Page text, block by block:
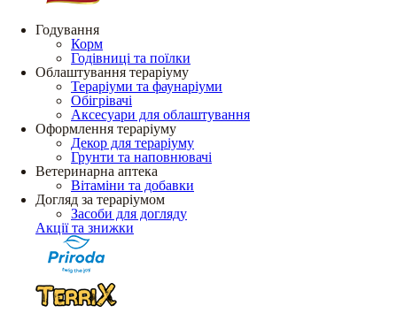
Годування
Корм
Годівниці та поїлки
Облаштування тераріуму
Тераріуми та фаунаріуми
Обігрівачі
Аксесуари для облаштування
Оформлення тераріуму
Декор для тераріуму
Грунти та наповнювачі
Ветеринарна аптека
Вітаміни та добавки
Догляд за тераріумом
Засоби для догляду
Акції та знижки